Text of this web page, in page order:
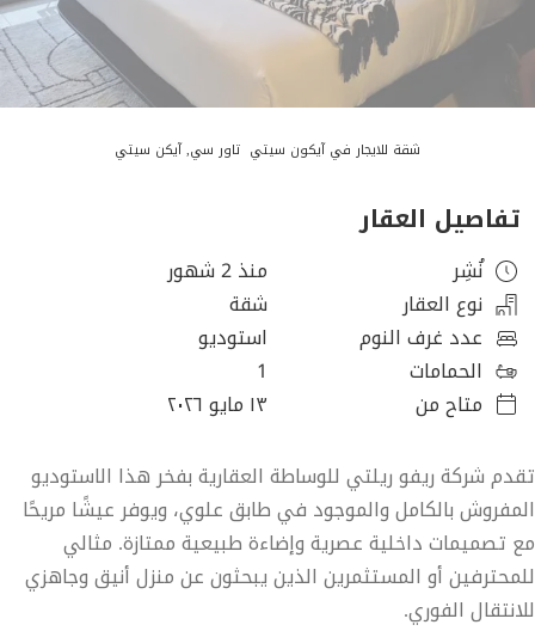
شقة للايجار في آيكون سيتي تاور سي, آيكن سيتي
تفاصيل العقار
نُشِر
منذ 2 شهور
نوع العقار
شقة
عدد غرف النوم
استوديو
الحمامات
1
متاح من
١٣ مايو ٢٠٢٦
تقدم شركة ريفو ريلتي للوساطة العقارية بفخر هذا الاستوديو
المفروش بالكامل والموجود في طابق علوي، ويوفر عيشًا مريحًا
مع تصميمات داخلية عصرية وإضاءة طبيعية ممتازة. مثالي
للمحترفين أو المستثمرين الذين يبحثون عن منزل أنيق وجاهزي
للانتقال الفوري.